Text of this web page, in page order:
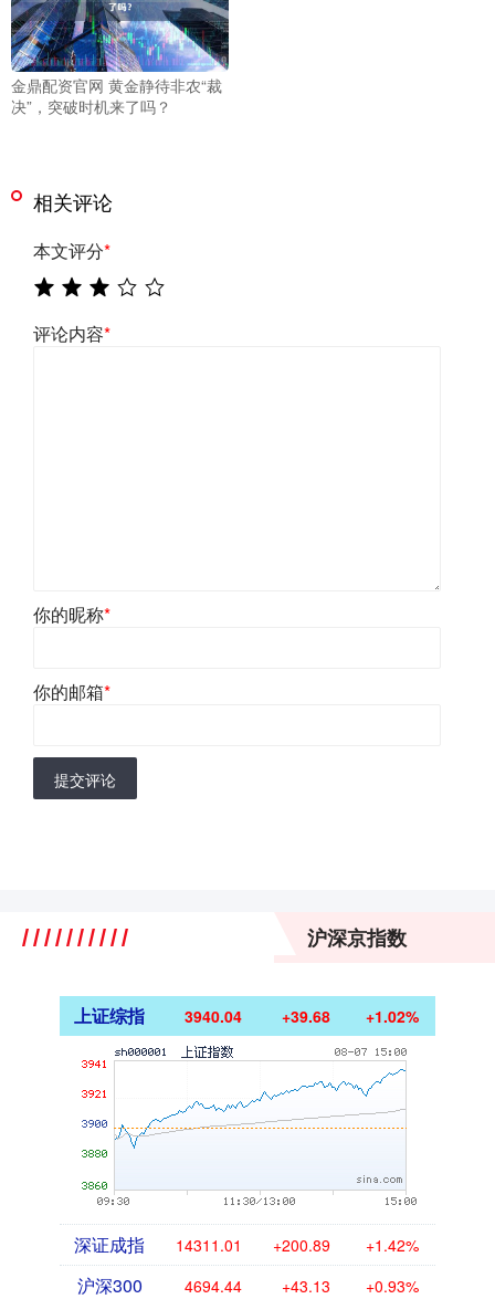
金鼎配资官网 黄金静待非农“裁
决”，突破时机来了吗？
相关评论
本文评分*
评论内容*
你的昵称*
你的邮箱*
提交评论
沪深京指数
上证综指 3940.04 +39.68 +1.02%
深证成指 14311.01 +200.89 +1.42%
沪深300 4694.44 +43.13 +0.93%